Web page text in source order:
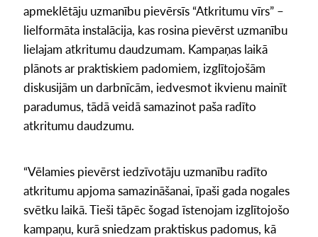
apmeklētāju uzmanību pievērsīs “Atkritumu vīrs” –
lielformāta instalācija, kas rosina pievērst uzmanību
lielajam atkritumu daudzumam. Kampaņas laikā
plānots ar praktiskiem padomiem, izglītojošām
diskusijām un darbnīcām, iedvesmot ikvienu mainīt
paradumus, tādā veidā samazinot paša radīto
atkritumu daudzumu.
“Vēlamies pievērst iedzīvotāju uzmanību radīto
atkritumu apjoma samazināšanai, īpaši gada nogales
svētku laikā. Tieši tāpēc šogad īstenojam izglītojošo
kampaņu, kurā sniedzam praktiskus padomus, kā